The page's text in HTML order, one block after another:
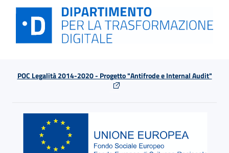
POC Legalità 2014-2020 - Progetto "Antifrode e Internal Audit"